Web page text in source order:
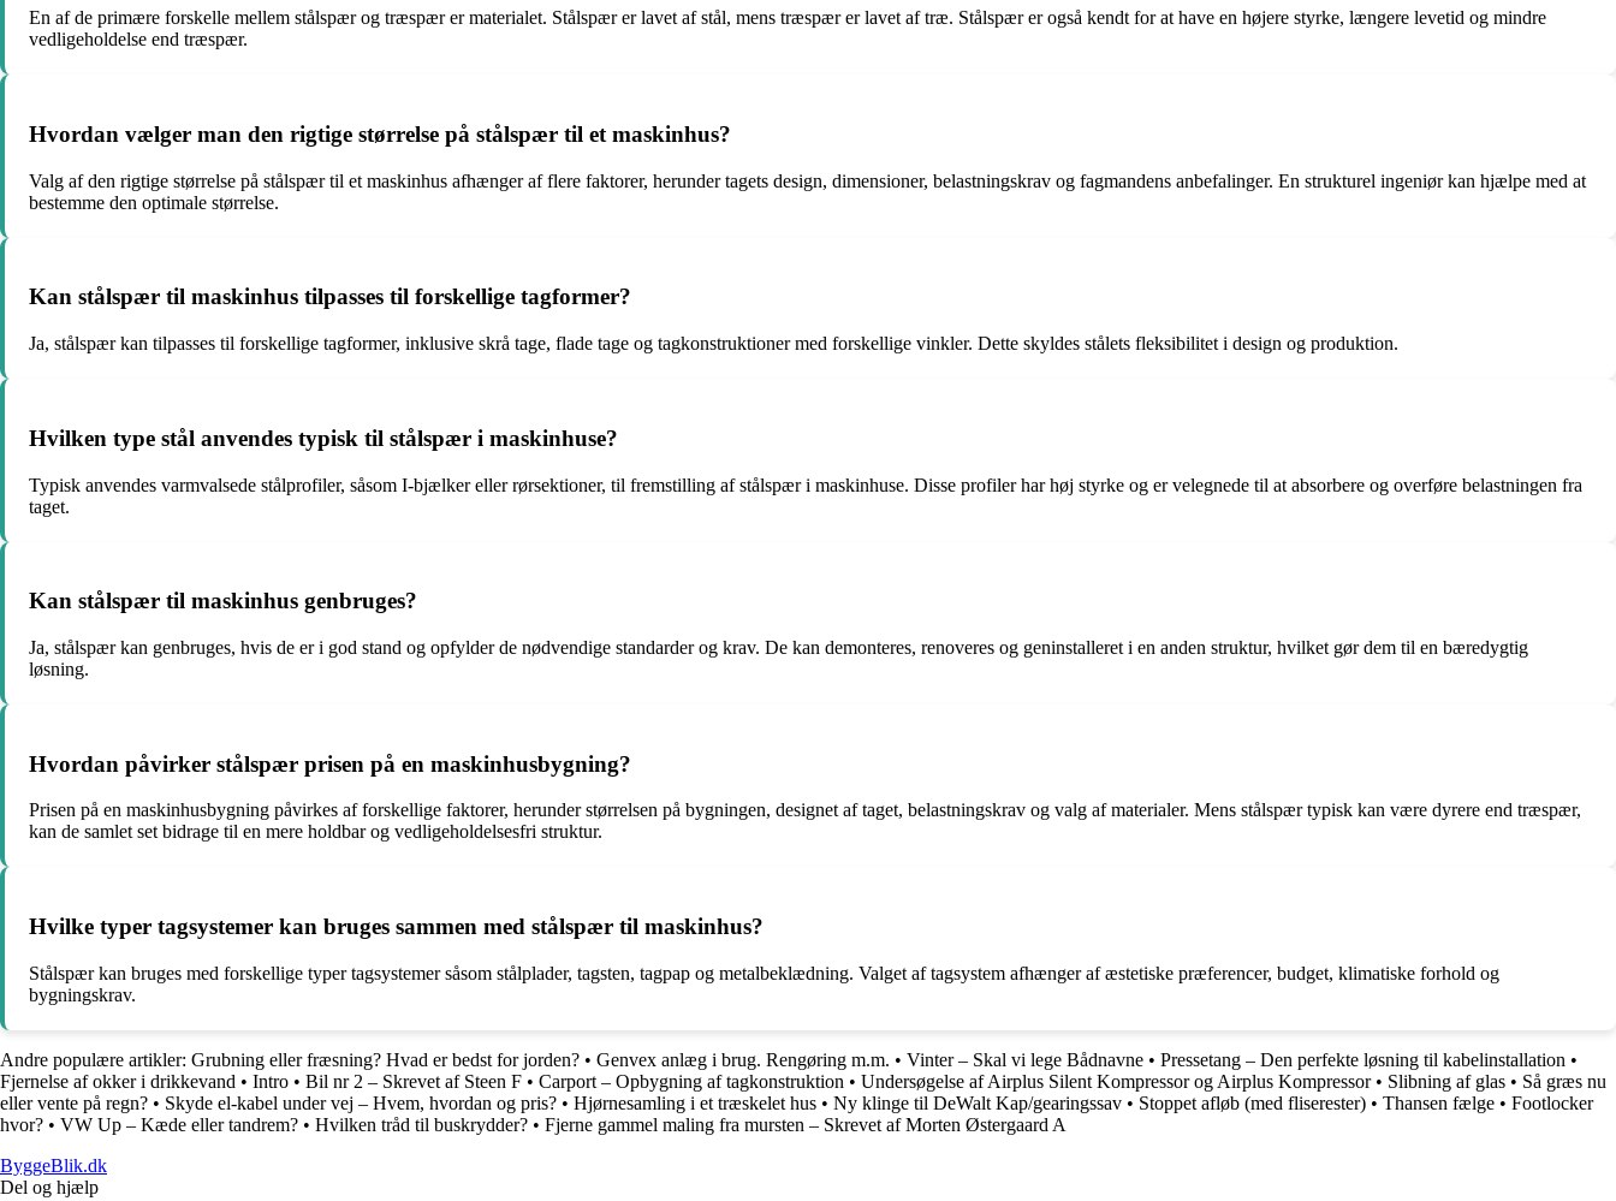
En af de primære forskelle mellem stålspær og træspær er materialet. Stålspær er lavet af stål, mens træspær er lavet af træ. Stålspær er også kendt for at have en højere styrke, længere levetid og mindre
vedligeholdelse end træspær.
Hvordan vælger man den rigtige størrelse på stålspær til et maskinhus?
Valg af den rigtige størrelse på stålspær til et maskinhus afhænger af flere faktorer, herunder tagets design, dimensioner, belastningskrav og fagmandens anbefalinger. En strukturel ingeniør kan hjælpe med at
bestemme den optimale størrelse.
Kan stålspær til maskinhus tilpasses til forskellige tagformer?
Ja, stålspær kan tilpasses til forskellige tagformer, inklusive skrå tage, flade tage og tagkonstruktioner med forskellige vinkler. Dette skyldes stålets fleksibilitet i design og produktion.
Hvilken type stål anvendes typisk til stålspær i maskinhuse?
Typisk anvendes varmvalsede stålprofiler, såsom I-bjælker eller rørsektioner, til fremstilling af stålspær i maskinhuse. Disse profiler har høj styrke og er velegnede til at absorbere og overføre belastningen fra
taget.
Kan stålspær til maskinhus genbruges?
Ja, stålspær kan genbruges, hvis de er i god stand og opfylder de nødvendige standarder og krav. De kan demonteres, renoveres og geninstalleret i en anden struktur, hvilket gør dem til en bæredygtig
løsning.
Hvordan påvirker stålspær prisen på en maskinhusbygning?
Prisen på en maskinhusbygning påvirkes af forskellige faktorer, herunder størrelsen på bygningen, designet af taget, belastningskrav og valg af materialer. Mens stålspær typisk kan være dyrere end træspær,
kan de samlet set bidrage til en mere holdbar og vedligeholdelsesfri struktur.
Hvilke typer tagsystemer kan bruges sammen med stålspær til maskinhus?
Stålspær kan bruges med forskellige typer tagsystemer såsom stålplader, tagsten, tagpap og metalbeklædning. Valget af tagsystem afhænger af æstetiske præferencer, budget, klimatiske forhold og
bygningskrav.
Andre populære artikler: Grubning eller fræsning? Hvad er bedst for jorden? • Genvex anlæg i brug. Rengøring m.m. • Vinter – Skal vi lege Bådnavne • Pressetang – Den perfekte løsning til kabelinstallation •
Fjernelse af okker i drikkevand • Intro • Bil nr 2 – Skrevet af Steen F • Carport – Opbygning af tagkonstruktion • Undersøgelse af Airplus Silent Kompressor og Airplus Kompressor• Slibning af glas • Så græs nu
eller vente på regn? • Skyde el-kabel under vej – Hvem, hvordan og pris? • Hjørnesamling i et træskelet hus • Ny klinge til DeWalt Kap/gearingssav • Stoppet afløb (med fliserester) • Thansen fælge • Footlocker
hvor? • VW Up – Kæde eller tandrem? • Hvilken tråd til buskrydder? • Fjerne gammel maling fra mursten – Skrevet af Morten Østergaard A
ByggeBlik.dk
Del og hjælp